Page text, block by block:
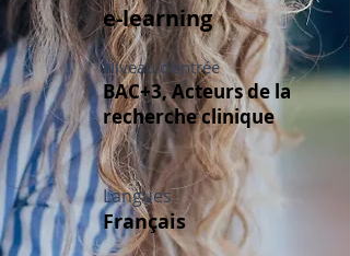
e-learning
Niveau d'entrée
BAC+3, Acteurs de la
recherche clinique
Langues
Français